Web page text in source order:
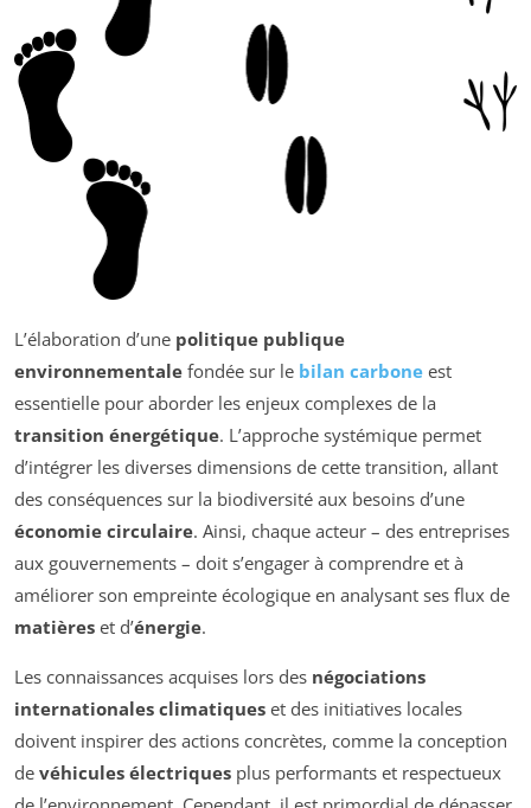
L’élaboration d’une politique publique
environnementale fondée sur le bilan carbone est
essentielle pour aborder les enjeux complexes de la
transition énergétique. L’approche systémique permet
d’intégrer les diverses dimensions de cette transition, allant
des conséquences sur la biodiversité aux besoins d’une
économie circulaire. Ainsi, chaque acteur – des entreprises
aux gouvernements – doit s’engager à comprendre et à
améliorer son empreinte écologique en analysant ses flux de
matières et d’énergie.
Les connaissances acquises lors des négociations
internationales climatiques et des initiatives locales
doivent inspirer des actions concrètes, comme la conception
de véhicules électriques plus performants et respectueux